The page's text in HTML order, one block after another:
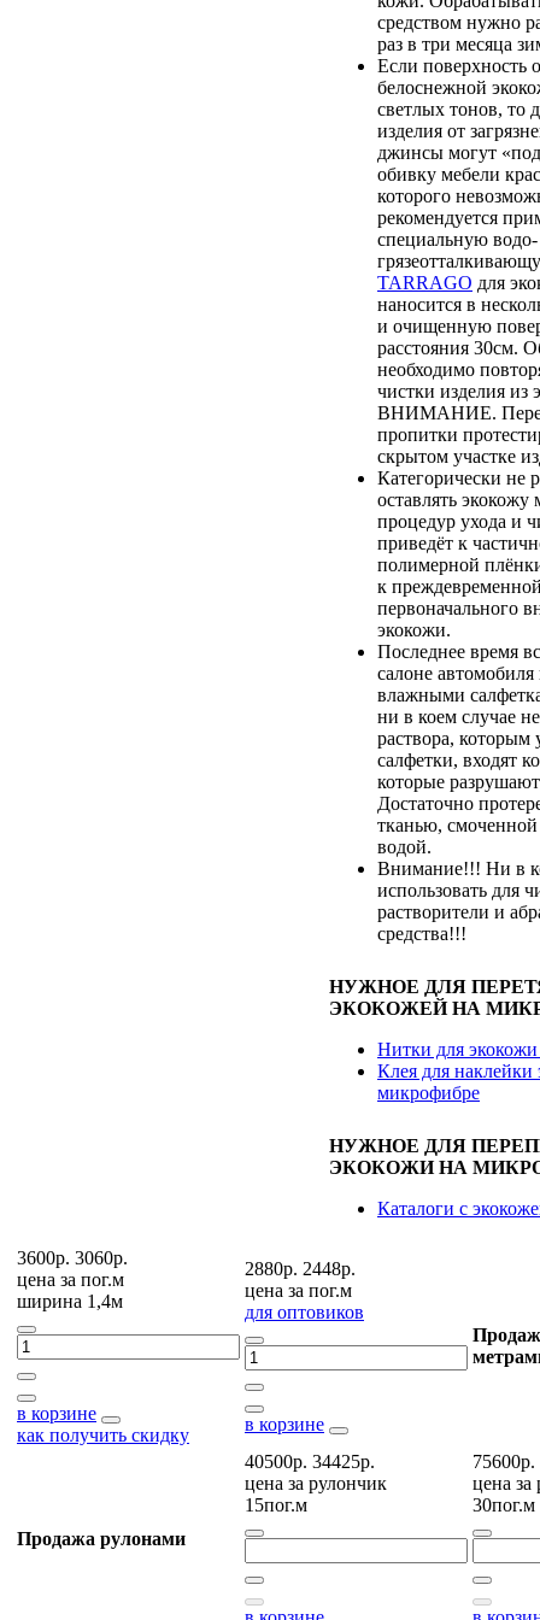
средством нужно
раз в три месяца
Если поверхность
белоснежной
светлых тонов, то
изделия от
джинсы могут
обивку мебели
которого
рекомендуется
специальную
TARRAGO для
наносится в
и очищенную
расстояния 30см.
необходимо
чистки изделия из
ВНИМАНИЕ.
пропитки
скрытом участке
Категорически не
оставлять экокожу
процедур ухода и
приведёт к
полимерной
к
первоначального
экокожи.
Последнее время
салоне
влажными
ни в коем случае
раствора,
салфетки, входят
которые
Достаточно
тканью,
водой.
Внимание!!! Ни в
использовать для
растворители и
средства!!!
НУЖНОЕ ДЛЯ
ЭКОКОЖЕЙ НА
Нитки для
Клея для наклейки
микрофибре
НУЖНОЕ ДЛЯ
ЭКОКОЖИ НА
Каталоги с
3600р. 3060р.
цена за пог.м
ширина 1,4м
в корзине
как получить скидку
2880р. 2448р.
цена за пог.м
для оптовиков
в корзине
Продажа рулонами
40500р. 34425р.
цена за рулончик
15пог.м
75600р.
цена за
30пог.м